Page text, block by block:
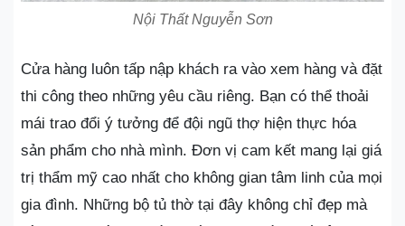
Nội Thất Nguyễn Sơn
Cửa hàng luôn tấp nập khách ra vào xem hàng và đặt
thi công theo những yêu cầu riêng. Bạn có thể thoải
mái trao đổi ý tưởng để đội ngũ thợ hiện thực hóa
sản phẩm cho nhà mình. Đơn vị cam kết mang lại giá
trị thẩm mỹ cao nhất cho không gian tâm linh của mọi
gia đình. Những bộ tủ thờ tại đây không chỉ đẹp mà